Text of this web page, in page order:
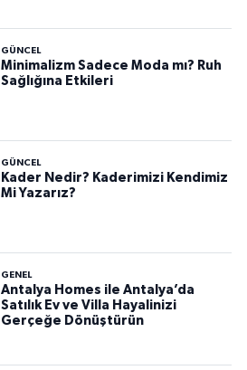
GÜNCEL
Minimalizm Sadece Moda mı? Ruh
Sağlığına Etkileri
GÜNCEL
Kader Nedir? Kaderimizi Kendimiz
Mi Yazarız?
GENEL
Antalya Homes ile Antalya’da
Satılık Ev ve Villa Hayalinizi
Gerçeğe Dönüştürün